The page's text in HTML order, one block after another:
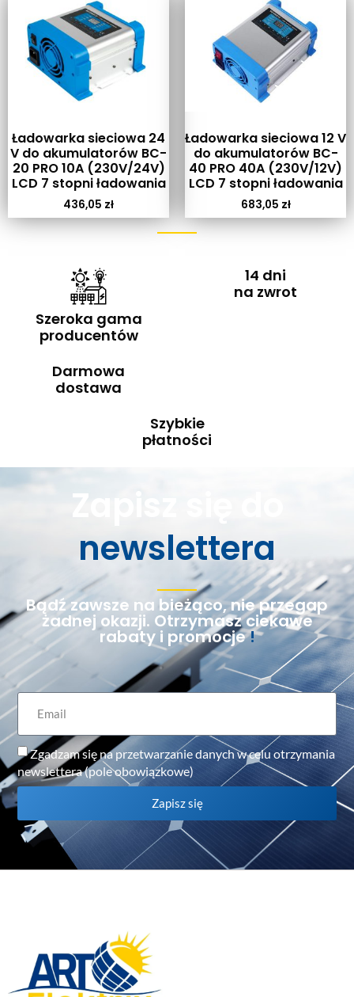
Ładowarka sieciowa 24
V do akumulatorów BC-
20 PRO 10A (230V/24V)
LCD 7 stopni ładowania
436,05 zł
Ładowarka sieciowa 12 V
do akumulatorów BC-
40 PRO 40A (230V/12V)
LCD 7 stopni ładowania
683,05 zł
Szeroka gama
producentów
14 dni
na zwrot
Darmowa
dostawa
Szybkie
płatności
Zapisz się do
newslettera
Bądź zawsze na bieżąco, nie przegap
żadnej okazji. Otrzymasz ciekawe
rabaty i promocje!
Zgadzam się na przetwarzanie danych w celu otrzymania
newslettera (pole obowiązkowe)
Zapisz się